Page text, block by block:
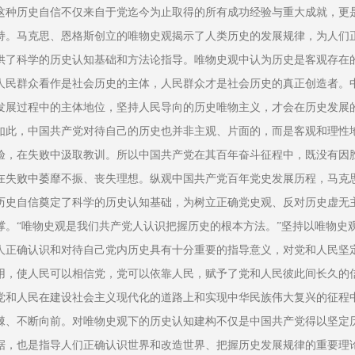
种历史自信不仅来自于党迄今为止取得的所有成功经验与重大成就，更
。马克思、恩格斯创立的唯物史观揭示了人类历史的发展规律，为人
了科学的历史认知基础和方法论指导。唯物史观中认为历史是客观存
民群众看作是社会历史的主体，人民群众才是社会历史的真正创造者
展过程中的主体地位，坚持人民导向的历史唯物主义，才会在历史发
此，中国共产党对待自己的历史也并非主观、片面的，而是客观和理
，在失败中汲取教训。所以中国共产党在其百年奋斗征程中，既没有
失败中萎靡不振、丧失理想。纵观中国共产党百年党史发展历程，马
史自信奠定了科学的历史认知基础，为树立正确党史观、反对历史虚
。“唯物史观是我们共产党人认识把握历史的根本方法。”坚持以唯物史
正确认识和对待自己党内历史具有十分重要的指导意义，对党和人民
，使人民可以相信党，党可以依靠人民，赋予了党和人民彼此间长久
和人民在建设社会主义现代化的道路上和实现中华民族伟大复兴的征程
、不断向前。对唯物史观下的历史认知建构不仅是中国共产党得以坚定
，也是指导人们正确认识世界和改造世界、把握历史发展规律的重要理